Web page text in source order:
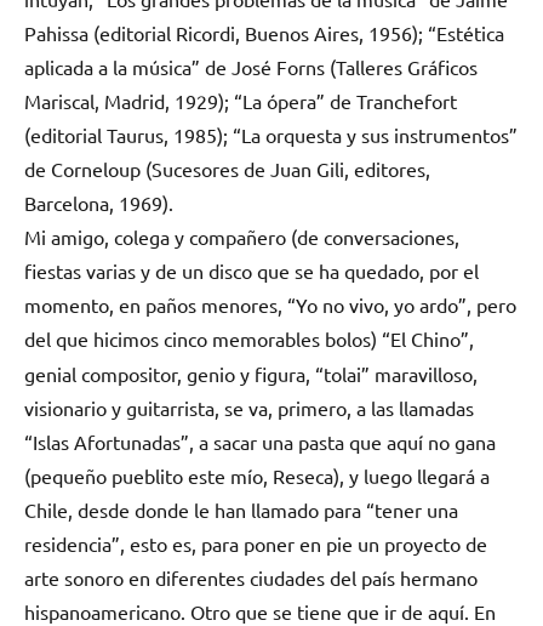
Pahissa (editorial Ricordi, Buenos Aires, 1956); “Estética
aplicada a la música” de José Forns (Talleres Gráficos
Mariscal, Madrid, 1929); “La ópera” de Tranchefort
(editorial Taurus, 1985); “La orquesta y sus instrumentos”
de Corneloup (Sucesores de Juan Gili, editores,
Barcelona, 1969).
Mi amigo, colega y compañero (de conversaciones,
fiestas varias y de un disco que se ha quedado, por el
momento, en paños menores, “Yo no vivo, yo ardo”, pero
del que hicimos cinco memorables bolos) “El Chino”,
genial compositor, genio y figura, “tolai” maravilloso,
visionario y guitarrista, se va, primero, a las llamadas
“Islas Afortunadas”, a sacar una pasta que aquí no gana
(pequeño pueblito este mío, Reseca), y luego llegará a
Chile, desde donde le han llamado para “tener una
residencia”, esto es, para poner en pie un proyecto de
arte sonoro en diferentes ciudades del país hermano
hispanoamericano. Otro que se tiene que ir de aquí. En